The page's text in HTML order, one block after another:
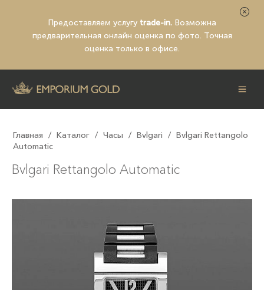
Предоставляем услугу trade-in. Возможна
предварительная онлайн оценка по фото. Точная
оценка только в офисе.
Главная / Каталог / Часы / Bvlgari / Bvlgari Rettangolo
Automatic
Bvlgari Rettangolo Automatic